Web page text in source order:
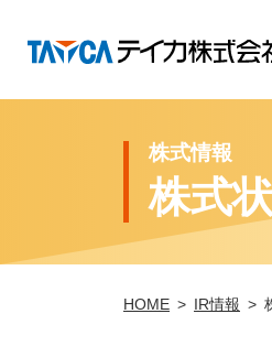
株式情報
株式
HOME IR情報